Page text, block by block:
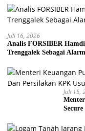
Juli 16, 2026
Analis FORSIBER
Trenggalek Sebagai
Juli 15,